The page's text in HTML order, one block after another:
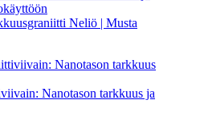
Neliö | Musta
Nanotason tarkkuus ja